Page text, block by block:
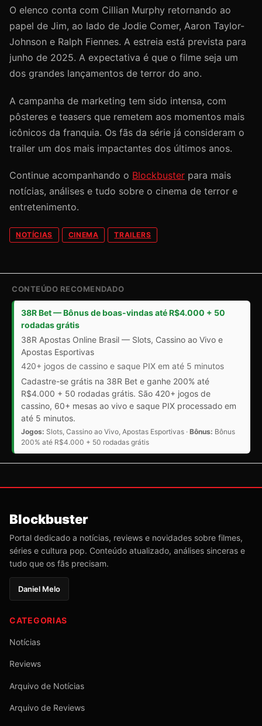
O elenco conta com Cillian Murphy retornando ao
papel de Jim, ao lado de Jodie Comer, Aaron Taylor-
Johnson e Ralph Fiennes. A estreia está prevista para
junho de 2025. A expectativa é que o filme seja um
dos grandes lançamentos de terror do ano.
A campanha de marketing tem sido intensa, com
pôsteres e teasers que remetem aos momentos mais
icônicos da franquia. Os fãs da série já consideram o
trailer um dos mais impactantes dos últimos anos.
Continue acompanhando o Blockbuster para mais
notícias, análises e tudo sobre o cinema de terror e
entretenimento.
NOTÍCIAS CINEMA TRAILERS
CONTEÚDO RECOMENDADO
38R Bet — Bônus de boas-vindas até R$4.000 + 50
rodadas grátis
38R Apostas Online Brasil — Slots, Cassino ao Vivo e
Apostas Esportivas
420+ jogos de cassino e saque PIX em até 5 minutos
Cadastre-se grátis na 38R Bet e ganhe 200% até
R$4.000 + 50 rodadas grátis. São 420+ jogos de
cassino, 60+ mesas ao vivo e saque PIX processado em
até 5 minutos.
Jogos: Slots, Cassino ao Vivo, Apostas Esportivas · Bônus: Bônus
200% até R$4.000 + 50 rodadas grátis
Blockbuster
Portal dedicado a notícias, reviews e novidades sobre filmes,
séries e cultura pop. Conteúdo atualizado, análises sinceras e
tudo que os fãs precisam.
Daniel Melo
CATEGORIAS
Notícias
Reviews
Arquivo de Notícias
Arquivo de Reviews